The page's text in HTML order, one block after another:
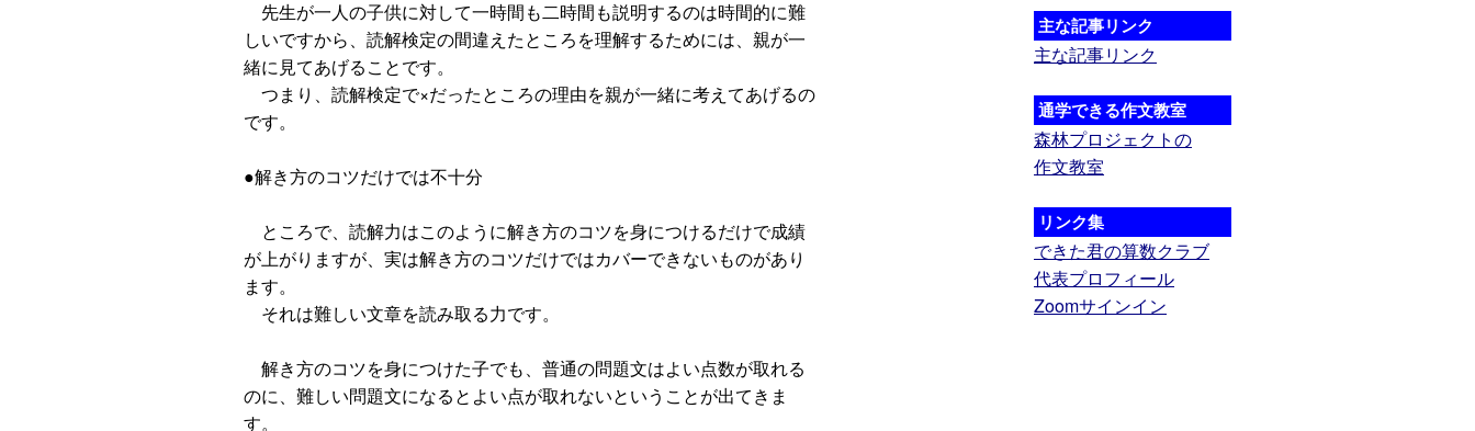
先生が一人の子供に対して一時間も二時間も説明するのは時間的に難
しいですから、読解検定の間違えたところを理解するためには、親が一
緒に見てあげることです。
つまり、読解検定で×だったところの理由を親が一緒に考えてあげるの
です。
●解き方のコツだけでは不十分
ところで、読解力はこのように解き方のコツを身につけるだけで成績
が上がりますが、実は解き方のコツだけではカバーできないものがあり
ます。
それは難しい文章を読み取る力です。
解き方のコツを身につけた子でも、普通の問題文はよい点数が取れる
のに、難しい問題文になるとよい点が取れないということが出てきま
す。
主な記事リンク
主な記事リンク
通学できる作文教室
森林プロジェクトの
作文教室
リンク集
できた君の算数クラブ
代表プロフィール
Zoomサインイン